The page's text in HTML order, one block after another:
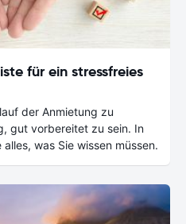
für ein stressfreies
der Anmietung zu
gut vorbereitet zu sein. In
was Sie wissen müssen.